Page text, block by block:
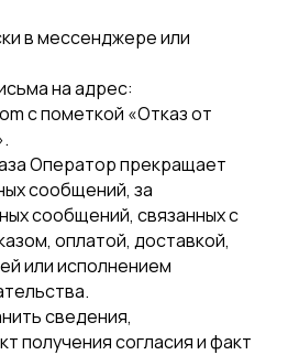
в мессенджере или
на адрес:
с пометкой «Отказ от
Оператор прекращает
сообщений, за
сообщений, связанных с
оплатой, доставкой,
или исполнением
сведения,
получения согласия и факт